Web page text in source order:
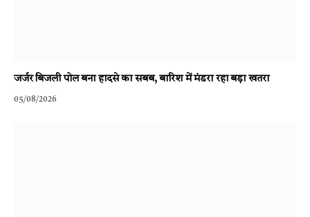
जर्जर बिजली पोल बना हादसे का सबब, बारिश में मंडरा रहा बड़ा खतरा
05/08/2026